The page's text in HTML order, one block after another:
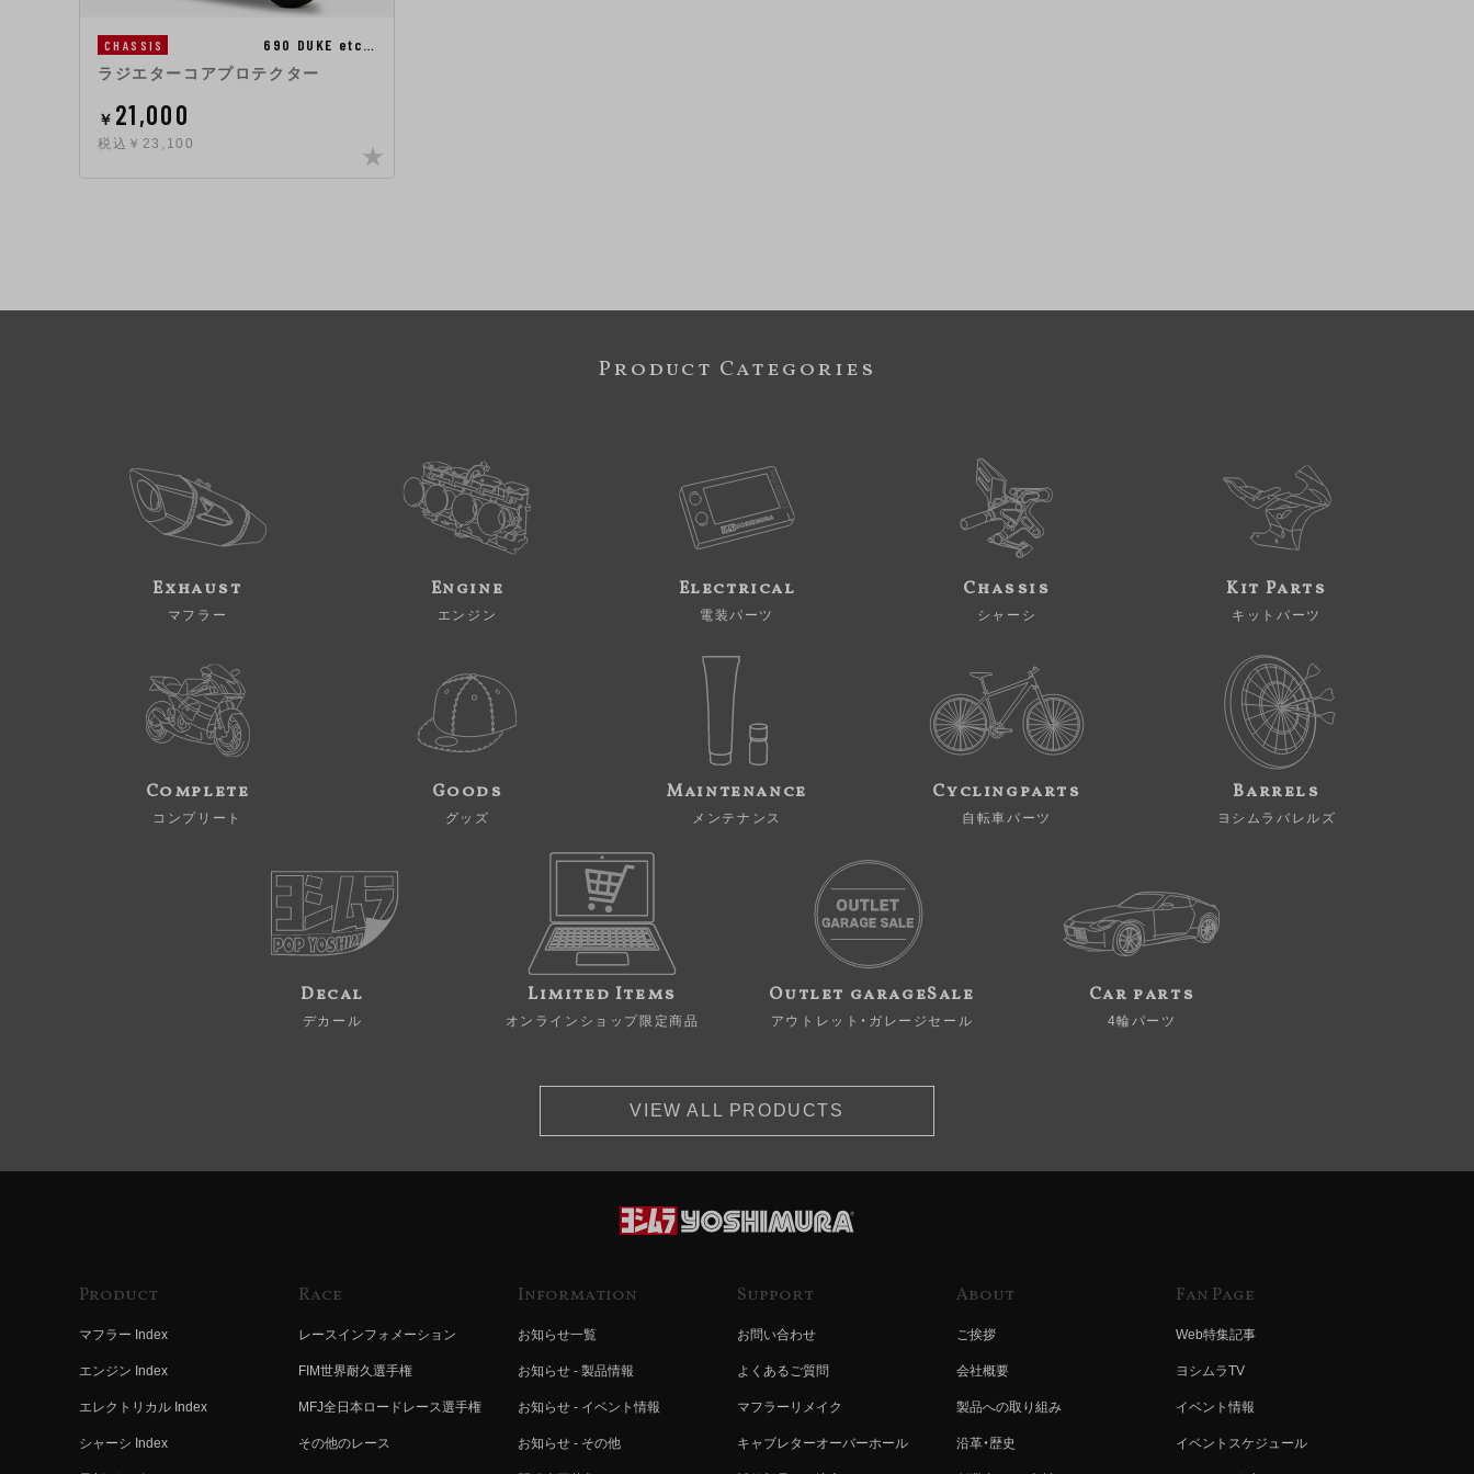
CHASSIS 690 DUKE etc…
ラジエターコアプロテクター
￥ 21,000
税込￥23,100
Product Categories
Exhaust
マフラー
Engine
エンジン
Electrical
電装パーツ
Chassis
シャーシ
Kit Parts
キットパーツ
Complete
コンプリート
Goods
グッズ
Maintenance
メンテナンス
Cyclingparts
自転車パーツ
Barrels
ヨシムラバレルズ
Decal
デカール
Limited Items
オンラインショップ限定商品
Outlet garageSale
アウトレット・ガレージセール
Car parts
4輪パーツ
VIEW ALL PRODUCTS
Product
マフラー Index
エンジン Index
エレクトリカル Index
シャーシ Index
Race
レースインフォメーション
FIM世界耐久選手権
MFJ全日本ロードレース選手権
その他のレース
Information
お知らせ一覧
お知らせ - 製品情報
お知らせ - イベント情報
お知らせ - その他
Support
お問い合わせ
よくあるご質問
マフラーリメイク
キャブレターオーバーホール
About
ご挨拶
会社概要
製品への取り組み
沿革・歴史
Fan Page
Web特集記事
ヨシムラTV
イベント情報
イベントスケジュール